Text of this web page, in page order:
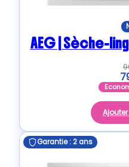
AEG | Sèche-
Garantie : 2 ans